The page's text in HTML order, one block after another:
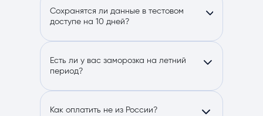
Сохранятся ли данные в тестовом
доступе на 10 дней?
Есть ли у вас заморозка на летний
период?
Как оплатить не из России?